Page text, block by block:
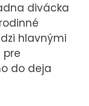
divácka
hlavnými
do deja